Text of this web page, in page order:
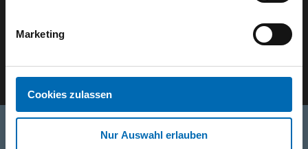
Marketing
Cookies zulassen
Nur Auswahl erlauben